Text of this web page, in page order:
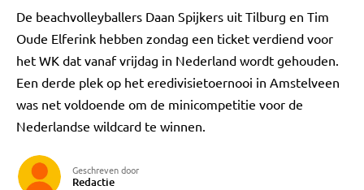
De beachvolleyballers Daan Spijkers uit Tilburg en Tim
Oude Elferink hebben zondag een ticket verdiend voor
het WK dat vanaf vrijdag in Nederland wordt gehouden.
Een derde plek op het eredivisietoernooi in Amstelveen
was net voldoende om de minicompetitie voor de
Nederlandse wildcard te winnen.
Geschreven door
Redactie